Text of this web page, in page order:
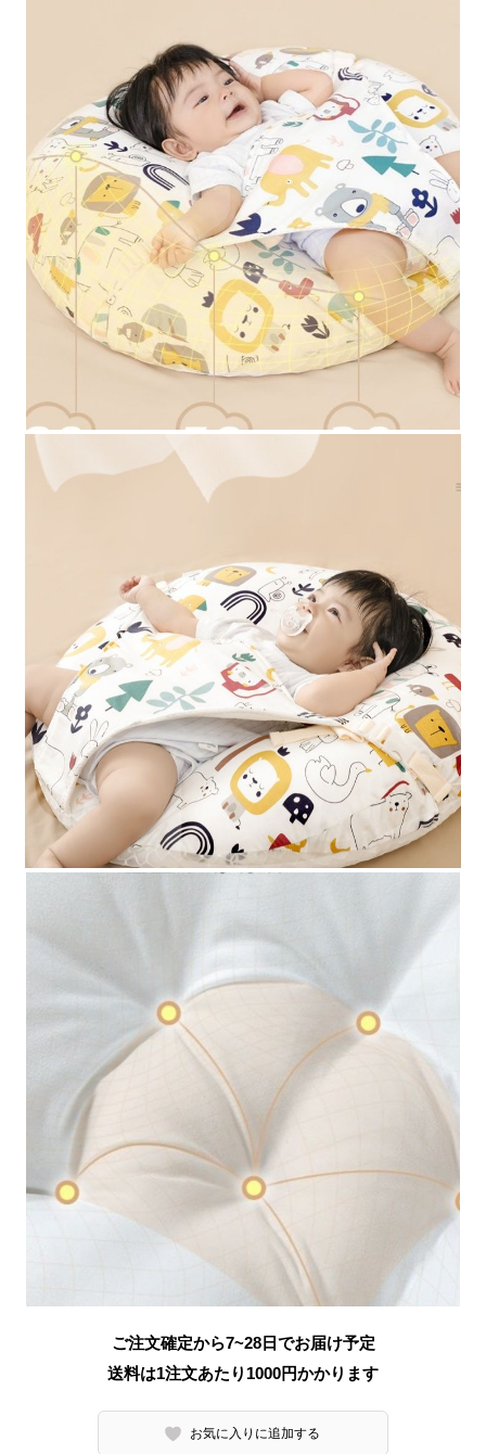
ご注文確定から7~28日でお届け予定
送料は1注文あたり 1000円かかります
お気に入りに追加する